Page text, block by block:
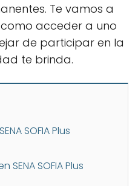
Te vamos a
acceder a uno
de participar en la
te brinda.
SOFIA Plus
SENA SOFIA Plus